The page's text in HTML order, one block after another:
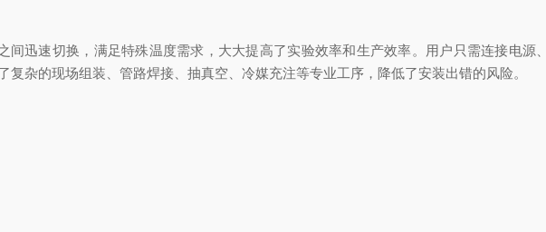
速切换，满足特殊温度需求，大大提高了实验效率和生产效率。用户只需连接电源
杂的现场组装、管路焊接、抽真空、冷媒充注等专业工序，降低了安装出错的风险。